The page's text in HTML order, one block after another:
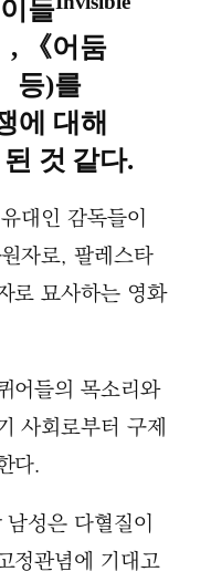
들
, 《어둠
등)를
에 대해
것 같다.
대인 감독들이
자로, 팔레스타
로 묘사하는 영화
어들의 목소리와
사회로부터 구제
다.
성은 다혈질이
정관념에 기대고